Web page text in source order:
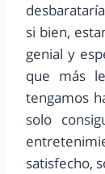
si bien,
genial y
que más
tengamos
solo
satisfecho,